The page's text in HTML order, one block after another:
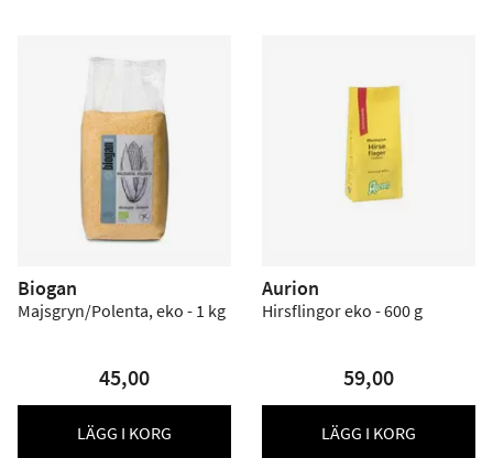
Biogan
Majsgryn/Polenta, eko - 1 kg
45,00
LÄGG I KORG
Aurion
Hirsflingor eko - 600 g
59,00
LÄGG I KORG